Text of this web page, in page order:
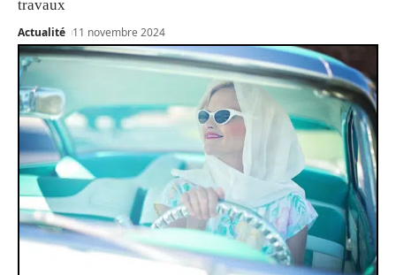
travaux
Actualité 11 novembre 2024